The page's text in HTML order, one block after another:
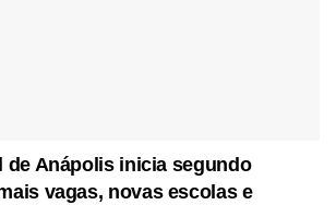
de Anápolis inicia segundo
vagas, novas escolas e